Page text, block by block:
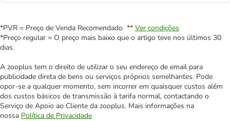
*PVR = Preço de Venda Recomendado ** Ver condições
*Preço regular = O preço mais baixo que o artigo teve nos últimos 30
dias.
A zooplus tem o direito de utilizar o seu endereço de email para
publicidade direta de bens ou serviços próprios semelhantes. Pode
opor-se a qualquer momento, sem incorrer em quaisquer custos além
dos custos básicos de transmissão à tarifa normal, contactando o
Serviço de Apoio ao Cliente da zooplus. Mais informações na
nossa Política de Privacidade